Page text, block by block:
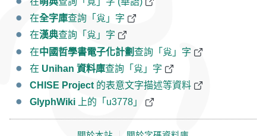
在全字庫查詢「㝸」字
在漢典查詢「㝸」字
在中國哲學書電子化計劃查詢「㝸」字
在 Unihan 資料庫查詢「㝸」字
CHISE Project 的表意文字描述等資料
GlyphWiki 上的「u3778」